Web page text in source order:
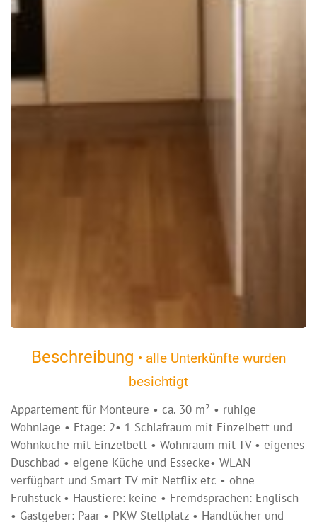
Beschreibung • alle Unterkünfte wurden
besichtigt
Appartement für Monteure • ca. 30 m² • ruhige
Wohnlage • Etage: 2• 1 Schlafraum mit Einzelbett und
Wohnküche mit Einzelbett • Wohnraum mit TV • eigenes
Duschbad • eigene Küche und Essecke• WLAN
verfügbart und Smart TV mit Netflix etc • ohne
Frühstück • Haustiere: keine • Fremdsprachen: Englisch
• Gastgeber: Paar • PKW Stellplatz • Handtücher und